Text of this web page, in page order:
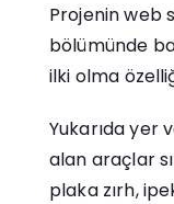
Projenin web
bölümünde
ilki olma
Yukarıda yer
alan araçlar
plaka zırh,